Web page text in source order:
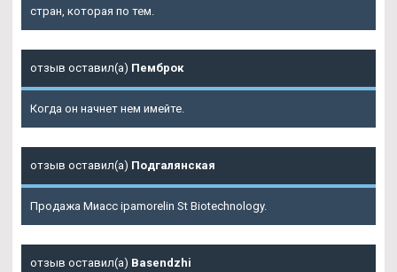
стран, которая по тем.
отзыв оставил(а) Пемброк
Когда он начнет нем имейте.
отзыв оставил(а) Подгалянская
Продажа Миасс ipamorelin St Biotechnology.
отзыв оставил(а) Basendzhi